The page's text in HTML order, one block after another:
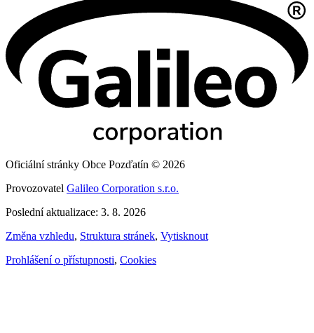
Oficiální stránky Obce Pozďatín © 2026
Provozovatel Galileo Corporation s.r.o.
Poslední aktualizace: 3. 8. 2026
Změna vzhledu, Struktura stránek, Vytisknout
Prohlášení o přístupnosti, Cookies